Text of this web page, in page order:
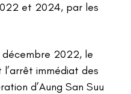
et 2024, par les
2022, le
immédiat des
d’Aung San Suu